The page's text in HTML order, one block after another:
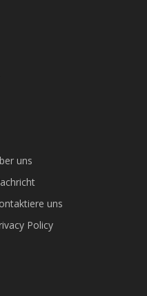
uns
uns
Policy